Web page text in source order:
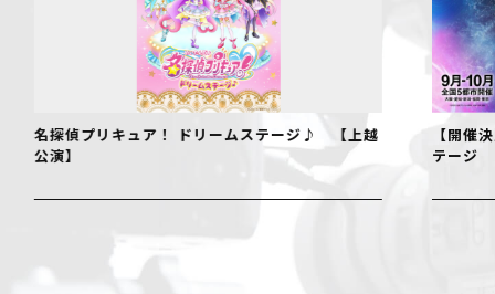
名探偵プリキュア！ ドリームステージ♪ 【上越
公演】
【開催
テージ